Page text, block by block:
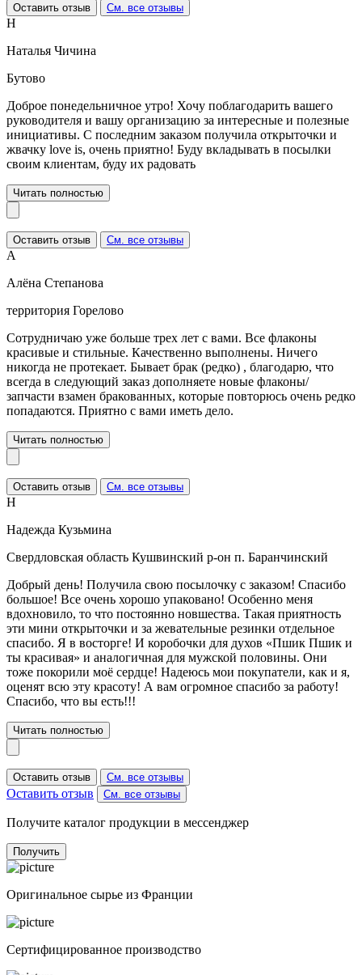
Оставить отзыв См. все отзывы
Н
Наталья Чичина
Бутово
Доброе понедельничное утро! Хочу поблагодарить вашего
руководителя и вашу организацию за интересные и полезные
инициативы. С последним заказом получила открыточки и
жвачку love is, очень приятно! Буду вкладывать в посылки
своим клиентам, буду их радовать
Читать полностью
Оставить отзыв См. все отзывы
А
Алёна Степанова
территория Горелово
Сотрудничаю уже больше трех лет с вами. Все флаконы
красивые и стильные. Качественно выполнены. Ничего
никогда не протекает. Бывает брак (редко) , благодарю, что
всегда в следующий заказ дополняете новые флаконы/
запчасти взамен бракованных, которые повторюсь очень редко
попадаются. Приятно с вами иметь дело.
Читать полностью
Оставить отзыв См. все отзывы
Н
Надежда Кузьмина
Свердловская область Кушвинский р-он п. Баранчинский
Добрый день! Получила свою посылочку с заказом! Спасибо
большое! Все очень хорошо упаковано! Особенно меня
вдохновило, то что постоянно новшества. Такая приятность
эти мини открыточки и за жевательные резинки отдельное
спасибо. Я в восторге! И коробочки для духов «Пшик Пшик и
ты красивая» и аналогичная для мужской половины. Они
тоже покорили моё сердце! Надеюсь мои покупатели, как и я,
оценят всю эту красоту! А вам огромное спасибо за работу!
Спасибо, что вы есть!!!
Читать полностью
Оставить отзыв См. все отзывы
Оставить отзыв См. все отзывы
Получите каталог продукции в мессенджер
Получить
Оригинальное сырье из Франции
Сертифицированное производство